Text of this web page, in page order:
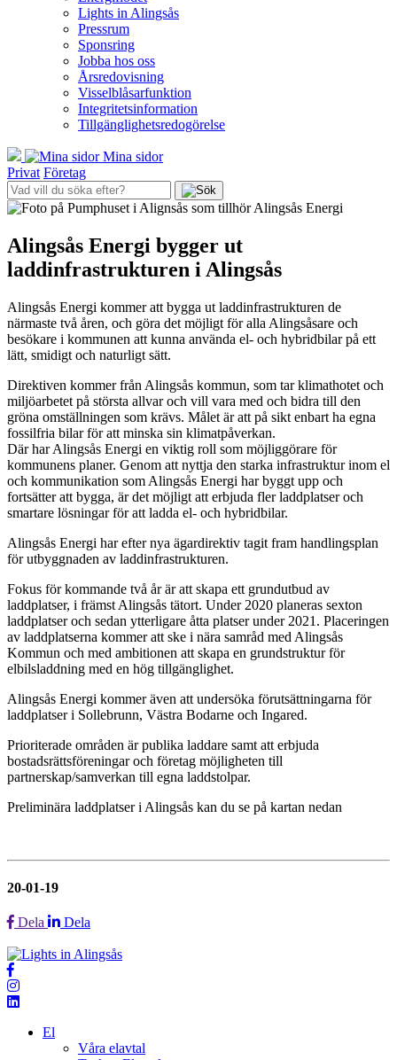
Lights in Alingsås
Pressrum
Sponsring
Jobba hos oss
Årsredovisning
Visselblåsarfunktion
Integritetsinformation
Tillgänglighetsredogörelse
Mina sidor
Privat Företag
Alingsås Energi bygger ut
laddinfrastrukturen i Alingsås
Alingsås Energi kommer att bygga ut laddinfrastrukturen de
närmaste två åren, och göra det möjligt för alla Alingsåsare och
besökare i kommunen att kunna använda el‐ och hybridbilar på ett
lätt, smidigt och naturligt sätt.
Direktiven kommer från Alingsås kommun, som tar klimathotet och
miljöarbetet på största allvar och vill vara med och bidra till den
gröna omställningen som krävs. Målet är att på sikt enbart ha egna
fossilfria bilar för att minska sin klimatpåverkan.
Där har Alingsås Energi en viktig roll som möjliggörare för
kommunens planer. Genom att nyttja den starka infrastruktur inom el
och kommunikation som Alingsås Energi har byggt upp och
fortsätter att bygga, är det möjligt att erbjuda fler laddplatser och
smartare lösningar för att ladda el‐ och hybridbilar.
Alingsås Energi har efter nya ägardirektiv tagit fram handlingsplan
för utbyggnaden av laddinfrastrukturen.
Fokus för kommande två år är att skapa ett grundutbud av
laddplatser, i främst Alingsås tätort. Under 2020 planeras sexton
laddplatser och sedan ytterligare åtta platser under 2021. Placeringen
av laddplatserna kommer att ske i nära samråd med Alingsås
Kommun och med ambitionen att skapa en grundstruktur för
elbilsladdning med en hög tillgänglighet.
Alingsås Energi kommer även att undersöka förutsättningarna för
laddplatser i Sollebrunn, Västra Bodarne och Ingared.
Prioriterade områden är publika laddare samt att erbjuda
bostadsrättsföreningar och företag möjligheten till
partnerskap/samverkan till egna laddstolpar.
Preliminära laddplatser i Alingsås kan du se på kartan nedan
20-01-19
Dela Dela
El
Våra elavtal